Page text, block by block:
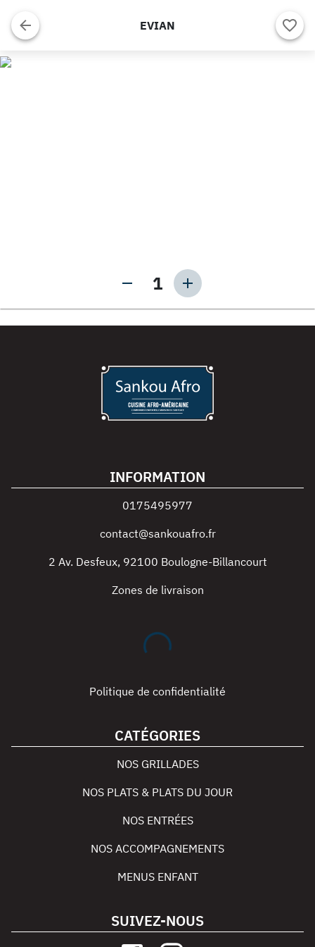
EVIAN
1
INFORMATION
0175495977
contact@sankouafro.fr
2 Av. Desfeux, 92100 Boulogne-Billancourt
Zones de livraison
Politique de confidentialité
CATÉGORIES
NOS GRILLADES
NOS PLATS & PLATS DU JOUR
NOS ENTRÉES
NOS ACCOMPAGNEMENTS
MENUS ENFANT
SUIVEZ-NOUS